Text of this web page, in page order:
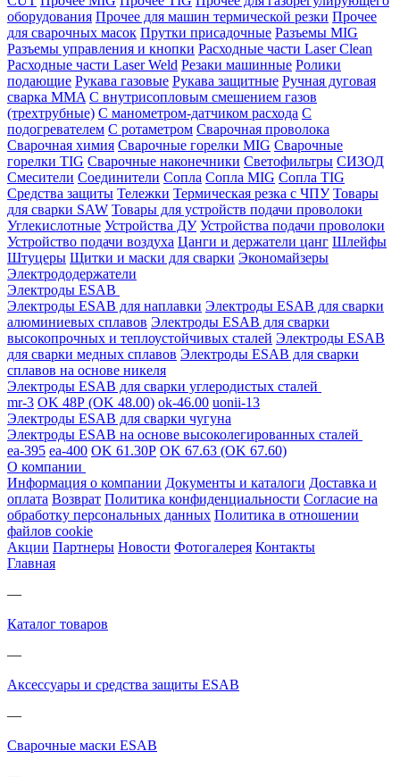
оборудования Прочее для машин термической резки Прочее
для сварочных масок Прутки присадочные Разъемы MIG
Разъемы управления и кнопки Расходные части Laser Clean
Расходные части Laser Weld Резаки машинные Ролики
подающие Рукава газовые Рукава защитные Ручная дуговая
сварка MMA С внутрисопловым смешением газов
(трехтрубные) С манометром-датчиком расхода С
подогревателем С ротаметром Сварочная проволока
Сварочная химия Сварочные горелки MIG Сварочные
горелки TIG Сварочные наконечники Светофильтры СИЗОД
Смесители Соединители Сопла Сопла MIG Сопла TIG
Средства защиты Тележки Термическая резка с ЧПУ Товары
для сварки SAW Товары для устройств подачи проволоки
Углекислотные Устройства ДУ Устройства подачи проволоки
Устройство подачи воздуха Цанги и держатели цанг Шлейфы
Штуцеры Щитки и маски для сварки Экономайзеры
Электрододержатели
Электроды ESAB
Электроды ESAB для наплавки Электроды ESAB для сварки
алюминиевых сплавов Электроды ESAB для сварки
высокопрочных и теплоустойчивых сталей Электроды ESAB
для сварки медных сплавов Электроды ESAB для сварки
сплавов на основе никеля
Электроды ESAB для сварки углеродистых сталей
mr-3 OK 48Р (OK 48.00) ok-46.00 uonii-13
Электроды ESAB для сварки чугуна
Электроды ESAB на основе высоколегированных сталей
ea-395 ea-400 OK 61.30Р OK 67.63 (OK 67.60)
О компании
Информация о компании Документы и каталоги Доставка и
оплата Возврат Политика конфиденциальности Согласие на
обработку персональных данных Политика в отношении
файлов cookie
Акции Партнеры Новости Фотогалерея Контакты
Главная
—
Каталог товаров
—
Аксессуары и средства защиты ESAB
—
Сварочные маски ESAB